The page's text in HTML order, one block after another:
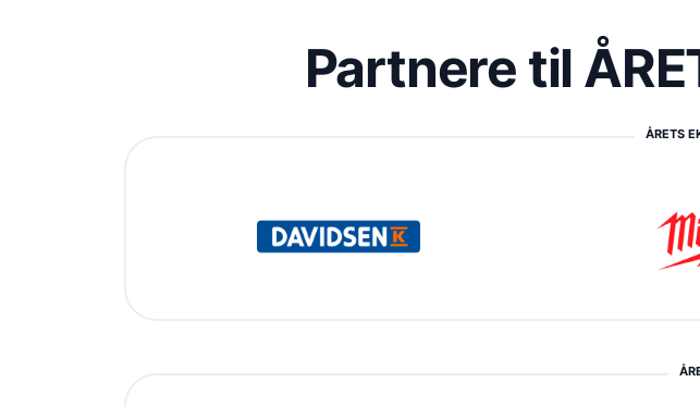
Partnere til
ÅRETS